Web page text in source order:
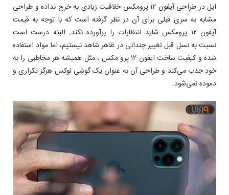
اپل در طراحی آیفون ۱۲ پرومکس خلاقیت زیادی به خرج نداده و طراحی
مشابه به سری قبلی برای آن در نظر گرفته است که با توجه به قیمت
آیفون ۱۲ پرومکس شاید انتظارات را برآورده نکند. البته درست است
نسبت به نسل قبل تغییر چندانی در ظاهر شاهد نیستیم، اما مواد استفاده
شده و کیفیت ساخت ایفون ۱۲ پرو مکس ، مثل همیشه هر مخاطبی را به
خود جذب می‌کند و طراحی آن به عنوان یک گوشی لوکس هرگز تکراری و
دموده نمی‌شود.